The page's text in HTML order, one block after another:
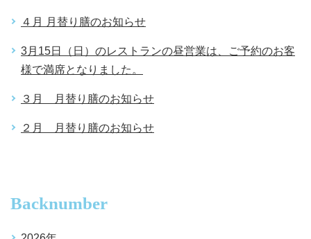
４月 月替り膳のお知らせ
3月15日（日）のレストランの昼営業は、ご予約のお客
様で満席となりました。
３月 月替り膳のお知らせ
２月 月替り膳のお知らせ
Backnumber